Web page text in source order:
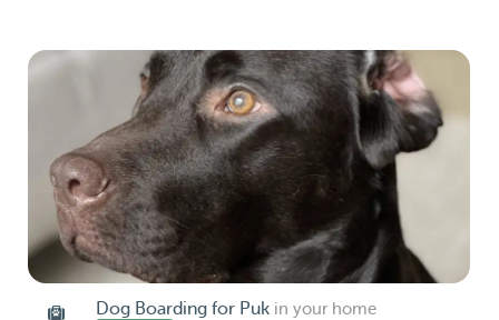
Dog Boarding for Puk in your home